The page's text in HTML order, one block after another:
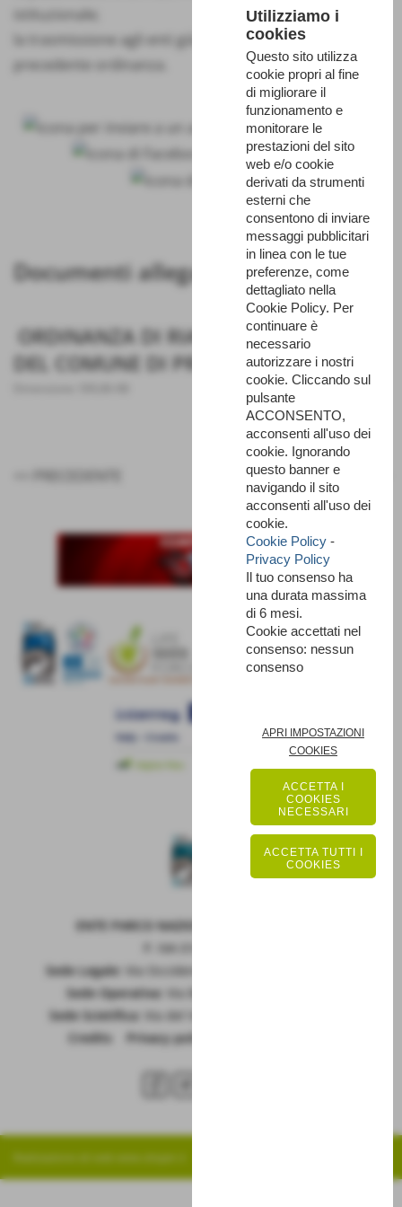
istituzionale;
la trasmissione agli enti già destinatari della
precedente ordinanza.
Documenti allegati
ORDINANZA DI RIAPERTURA PARZIALE
DEL COMUNE DI PRATOLA PELIGNA
SUCCESSIVO >>
ENTE PARCO NAZIONALE DELLA MAIELLA
Sede Legale:
Via Occidentale 6, GUARDIAGRELE (Ch)
Sede Operativa:
Sede Scietifica:
Via del Vivaio, CARAMANICO T. (Pe)
Credits
Privacy policy
Utilizziamo i
cookies
Questo sito utilizza
cookie propri al fine
di migliorare il
funzionamento e
monitorare le
prestazioni del sito
web e/o cookie
derivati da strumenti
esterni che
consentono di inviare
messaggi pubblicitari
in linea con le tue
preferenze, come
dettagliato nella
Cookie Policy. Per
continuare è
necessario
autorizzare i nostri
cookie. Cliccando sul
pulsante
ACCONSENTO,
acconsenti all'uso dei
cookie. Ignorando
questo banner e
navigando il sito
acconsenti all'uso dei
cookie.
Cookie Policy -
Privacy Policy
Il tuo consenso ha
una durata massima
di 6 mesi.
Cookie accettati nel
consenso: nessun
consenso
APRI IMPOSTAZIONI
COOKIES
ACCETTA I
COOKIES
NECESSARI
ACCETTA TUTTI I
COOKIES